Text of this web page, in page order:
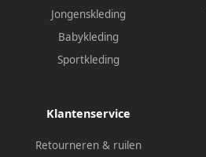
Jongenskleding
Babykleding
Sportkleding
Klantenservice
Retourneren & ruilen